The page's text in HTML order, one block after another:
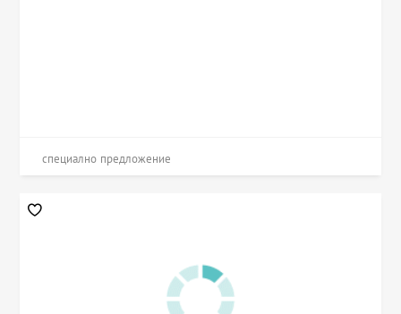
специално предложение